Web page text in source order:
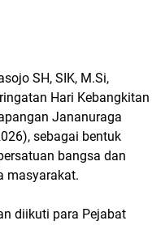
SH, SIK, M.Si,
Hari Kebangkitan
Jananuraga
sebagai bentuk
bangsa dan
masyarakat.
diikuti para Pejabat